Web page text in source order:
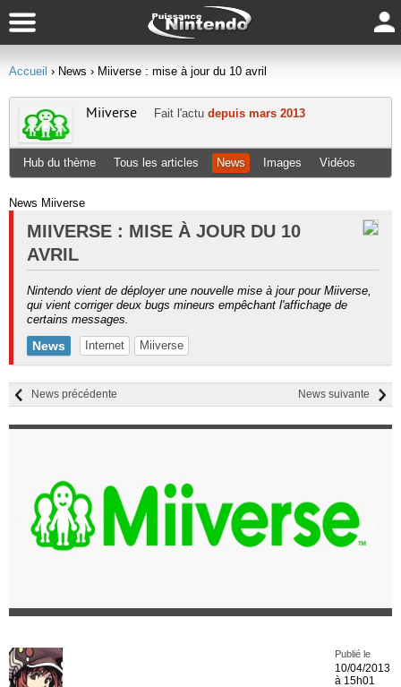
Accueil › News › Miiverse : mise à jour du 10 avril
Miiverse Fait l'actu depuis mars 2013
Hub du thème Tous les articles News Images Vidéos
News Miiverse
MIIVERSE : MISE À JOUR DU 10
AVRIL
Nintendo vient de déployer une nouvelle mise à jour pour Miiverse,
qui vient corriger deux bugs mineurs empêchant l'affichage de
certains messages.
News Internet Miiverse
News suivante
News précédente
Publié le
10/04/2013
à 15h01